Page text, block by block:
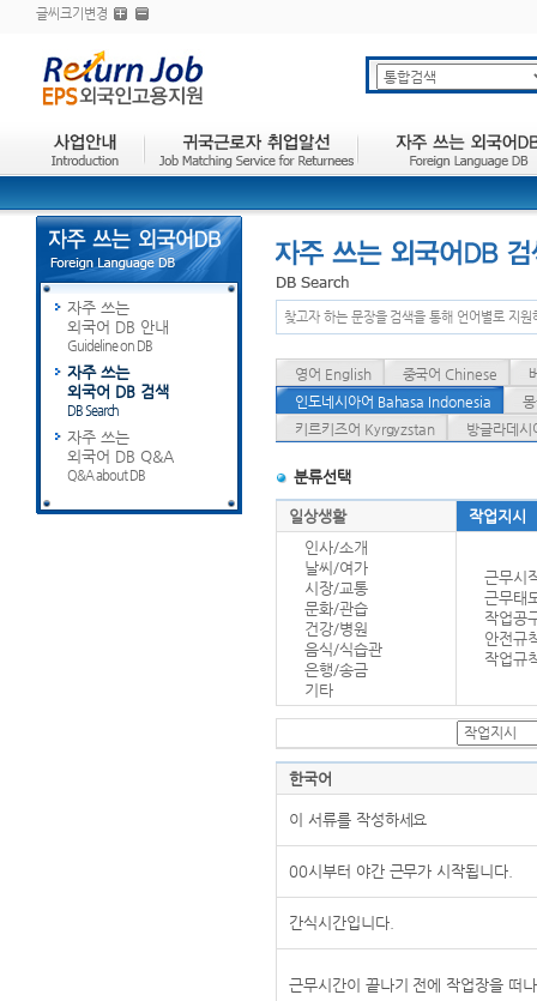
글씨크기변경
자주 쓰는
외국어 DB 안내
Guideline on DB
자주 쓰는
외국어 DB 검색
DB Search
자주 쓰는
외국어 DB Q&A
Q&A about DB
찾고자 하는 문장을 검색을 통해 언어별로 지원
영어 English 중국어 Chinese
인도네시아어 Bahasa Indonesia
키르키즈어 Kyrgyzstan
방글라데
분류선택
일상생활
작업지시
인사/소개
날씨/여가
시장/교통
문화/관습
건강/병원
음식/식습관
은행/송금
기타
근무시
근무태
작업공
안전규
작업규
한국어
이 서류를 작성하세요
00시부터 야간 근무가 시작됩니다.
간식시간입니다.
근무시간이 끝나기 전에 작업장을 떠